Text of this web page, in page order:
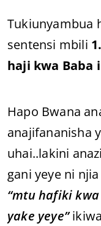
Tukiunyambua
sentensi mbili
haji kwa Baba
Hapo Bwana
anajifananisha
uhai..lakini
gani yeye ni
“mtu hafiki
yake yeye”